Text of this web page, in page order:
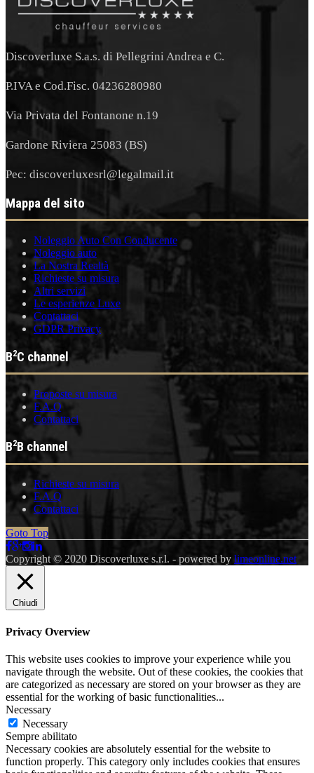
Discoverluxe S.a.s. di Pellegrini Andrea e C.
P.IVA e Cod.Fisc. 04236280980
Via Privata del Fontanone n.19
Gardone Riviera 25083 (BS)
Pec: discoverluxesrl@legalmail.it
Mappa del sito
Noleggio Auto Con Conducente
Noleggio auto
La Nostra Realtà
Richieste su misura
Altri servizi
Le esperienze Luxe
Contattaci
GDPR Privacy
B2C channel
Proposte su misura
F.A.Q
Contattaci
B2B channel
Richieste su misura
F.A.Q
Contattaci
Goto Top
Copyright © 2020 Discoverluxe s.r.l. - powered by limeonline.net
Chiudi
Privacy Overview
This website uses cookies to improve your experience while you
navigate through the website. Out of these cookies, the cookies that
are categorized as necessary are stored on your browser as they are
essential for the working of basic functionalities...
Necessary
Necessary
Sempre abilitato
Necessary cookies are absolutely essential for the website to
function properly. This category only includes cookies that ensures